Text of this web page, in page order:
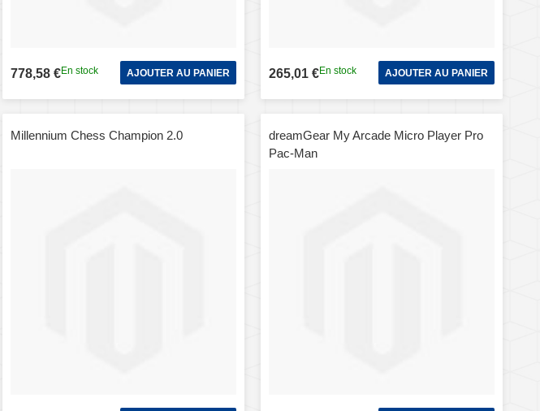
778,58 €En stock AJOUTER AU PANIER 265,01 €En stock AJOUTER AU PANIER
Millennium Chess Champion 2.0
dreamGear My Arcade Micro Player Pro
Pac-Man